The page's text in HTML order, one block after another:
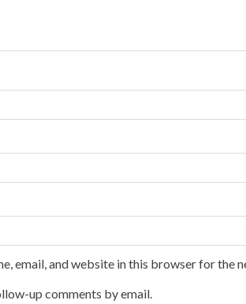
email, and website in this browser for the
up comments by email.